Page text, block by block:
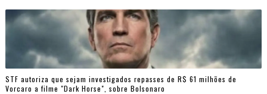
STF autoriza que sejam investigados repasses de R$ 61 milhões de
Vorcaro a filme "Dark Horse", sobre Bolsonaro